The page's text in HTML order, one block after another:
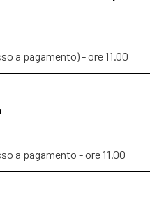
a pagamento) - ore 11.00
a pagamento - ore 11.00